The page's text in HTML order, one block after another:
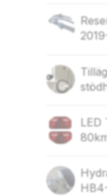
LED